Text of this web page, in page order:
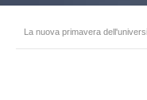
La nuova primavera